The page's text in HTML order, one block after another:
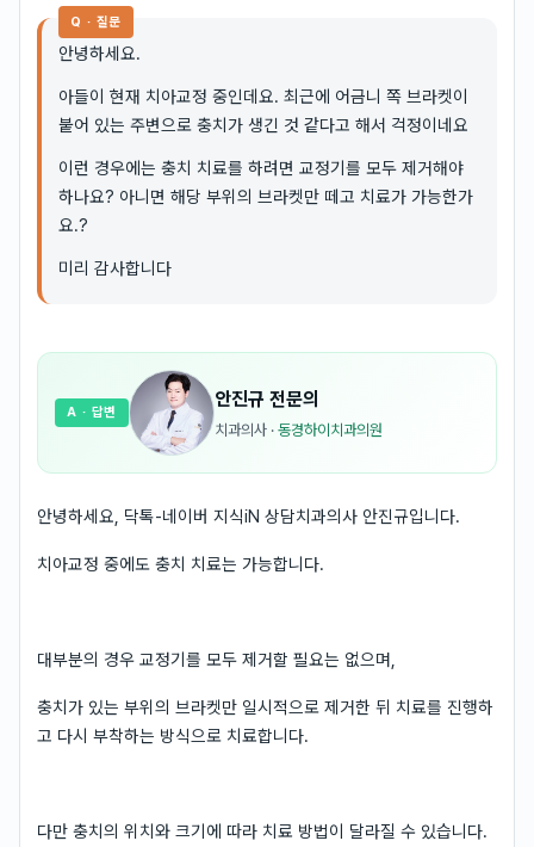
Q · 질문
안녕하세요.
아들이 현재 치아교정 중인데요. 최근에 어금니 쪽 브라켓이
붙어 있는 주변으로 충치가 생긴 것 같다고 해서 걱정이네요
이런 경우에는 충치 치료를 하려면 교정기를 모두 제거해야
하나요? 아니면 해당 부위의 브라켓만 떼고 치료가 가능한가
요.?
미리 감사합니다
안진규 전문의
치과의사 · 동경하이치과의원
A · 답변
안녕하세요, 닥톡-네이버 지식iN 상담치과의사 안진규입니다.
치아교정 중에도 충치 치료는 가능합니다.
대부분의 경우 교정기를 모두 제거할 필요는 없으며,
충치가 있는 부위의 브라켓만 일시적으로 제거한 뒤 치료를 진행하
고 다시 부착하는 방식으로 치료합니다.
다만 충치의 위치와 크기에 따라 치료 방법이 달라질 수 있습니다.